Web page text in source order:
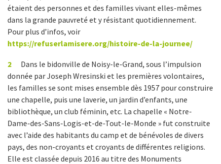
étaient des personnes et des familles vivant elles-mêmes
dans la grande pauvreté et y résistant quotidiennement.
Pour plus d’infos, voir
https://refuserlamisere.org/histoire-de-la-journee/
2
Dans le bidonville de Noisy-le-Grand, sous l’impulsion
donnée par Joseph Wresinski et les premières volontaires,
les familles se sont mises ensemble dès 1957 pour construire
une chapelle, puis une laverie, un jardin d’enfants, une
bibliothèque, un club féminin, etc. La chapelle « Notre-
Dame-des-Sans-Logis-et-de-Tout-le-Monde » fut construite
avec l’aide des habitants du camp et de bénévoles de divers
pays, des non-croyants et croyants de différentes religions.
Elle est classée depuis 2016 au titre des Monuments